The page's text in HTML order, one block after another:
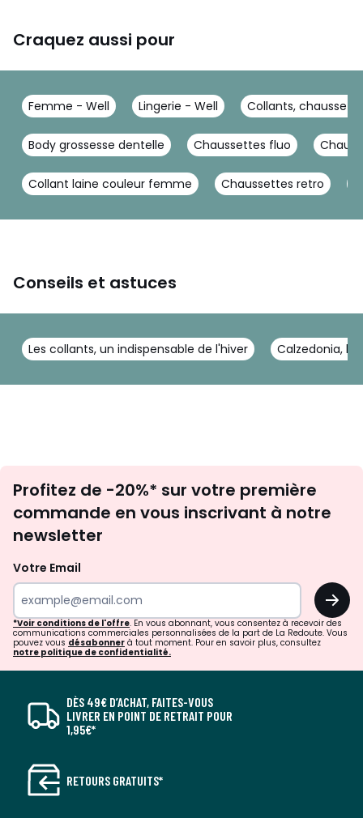
Craquez aussi pour
Femme - Well Lingerie - Well Collants,
Body grossesse dentelle Chaussettes fluo
Collant laine couleur femme Chaussettes retro
Conseils et astuces
Les collants, un indispensable de l'hiver Calzedonia,
newsletter
Profitez de -20%* sur votre première
commande en vous inscrivant à notre
newsletter
Votre Email
OK
*Voir conditions de l'offre. En vous abonnant, vous consentez à recevoir des
communications commerciales personnalisées de la part de La Redoute. Vous
pouvez vous désabonner à tout moment. Pour en savoir plus, consultez
notre politique de confidentialité.
DÈS 49€ D’ACHAT, FAITES-VOUS
LIVRER EN POINT DE RETRAIT POUR
1,95€*
RETOURS GRATUITS*